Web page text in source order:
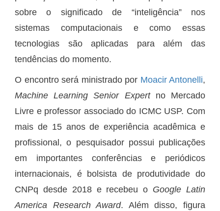
sobre o significado de “inteligência” nos
sistemas computacionais e como essas
tecnologias são aplicadas para além das
tendências do momento.
O encontro será ministrado por Moacir Antonelli,
Machine Learning Senior Expertno Mercado
Livre e professor associado do ICMC USP. Com
mais de 15 anos de experiência acadêmica e
profissional, o pesquisador possui publicações
em importantes conferências e periódicos
internacionais, é bolsista de produtividade do
CNPq desde 2018 e recebeu o Google Latin
America Research Award. Além disso, figura